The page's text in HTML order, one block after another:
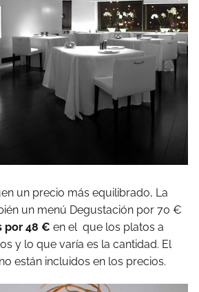
un precio más equilibrado, La
un menú Degustación por 70 €
por 48 € en el que los platos a
y lo que varía es la cantidad. El
están incluidos en los precios.